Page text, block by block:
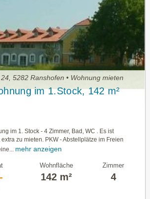
5282 Ranshofen • Wohnung mieten
im 1.Stock, 142 m²
im 1. Stock - 4 Zimmer, Bad, WC . Es ist
zu mieten. PKW - Abstellplätze im Freien
mehr anzeigen
Wohnfläche
142 m²
Zimmer
4